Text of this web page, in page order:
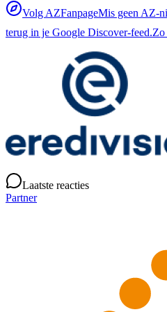
Volg AZFanpageMis geen AZ-
terug in je Google Discover-feed.Zo
Laatste reacties
Partner